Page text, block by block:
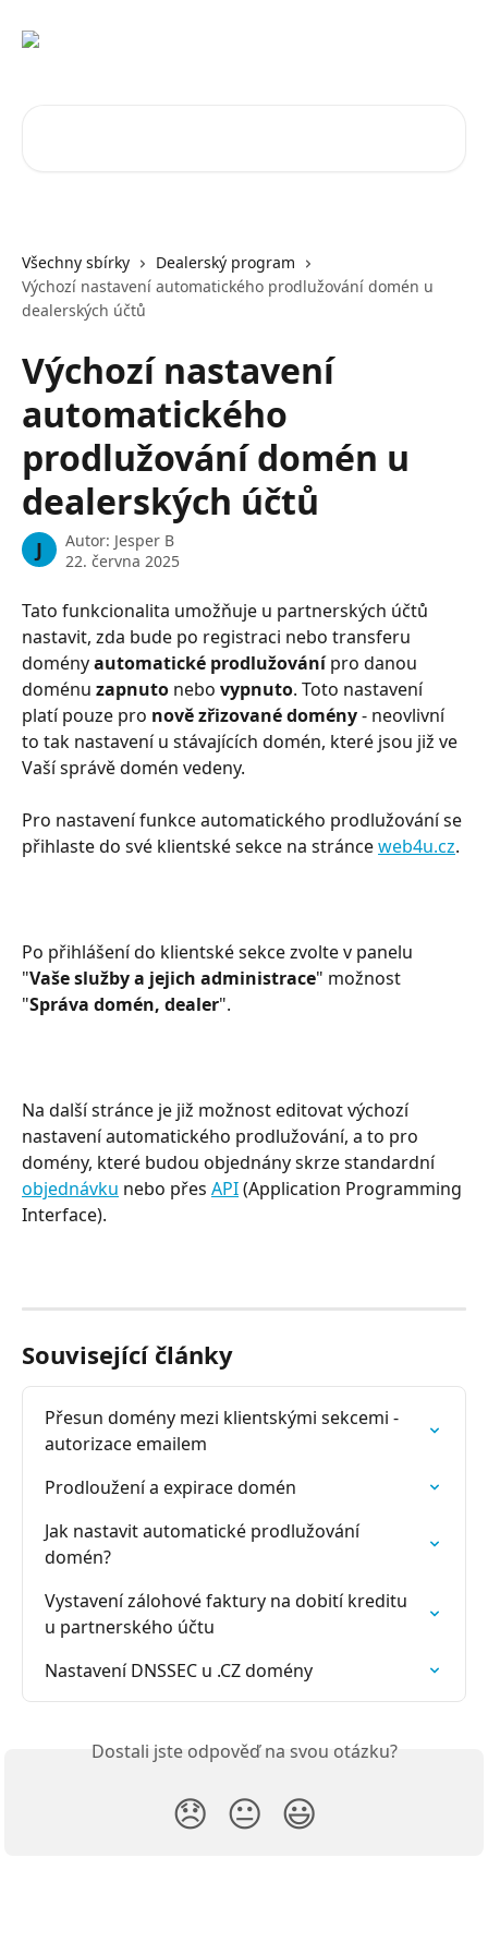
Všechny sbírky
Dealerský program
Výchozí nastavení automatického prodlužování domén u
dealerských účtů
Výchozí nastavení
automatického
prodlužování domén u
dealerských účtů
J Autor: Jesper B
22. června 2025
Tato funkcionalita umožňuje u partnerských účtů
nastavit, zda bude po registraci nebo transferu
domény automatické prodlužování pro danou
doménu zapnuto nebo vypnuto. Toto nastavení
platí pouze pro nově zřizované domény - neovlivní
to tak nastavení u stávajících domén, které jsou již ve
Vaší správě domén vedeny.
Pro nastavení funkce automatického prodlužování se
přihlaste do své klientské sekce na stránce web4u.cz.
Po přihlášení do klientské sekce zvolte v panelu
"Vaše služby a jejich administrace" možnost
"Správa domén, dealer".
Na další stránce je již možnost editovat výchozí
nastavení automatického prodlužování, a to pro
domény, které budou objednány skrze standardní
objednávku nebo přes API (Application Programming
Interface).
Související články
Přesun domény mezi klientskými sekcemi -
autorizace emailem
Prodloužení a expirace domén
Jak nastavit automatické prodlužování
domén?
Vystavení zálohové faktury na dobití kreditu
u partnerského účtu
Nastavení DNSSEC u .CZ domény
Dostali jste odpověď na svou otázku?
😞 😐 😃